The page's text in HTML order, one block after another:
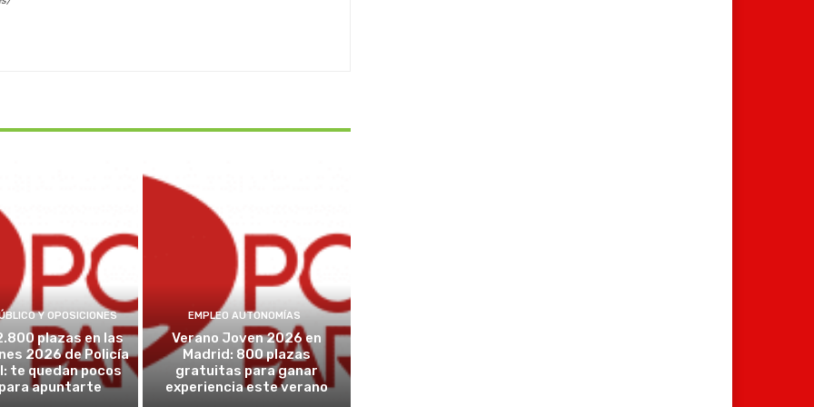
Y OPOSICIONES
plazas en las
2026 de Policía
te quedan pocos
apuntarte
EMPLEO AUTONOMÍAS
Verano Joven 2026 en
Madrid: 800 plazas
gratuitas para ganar
experiencia este verano